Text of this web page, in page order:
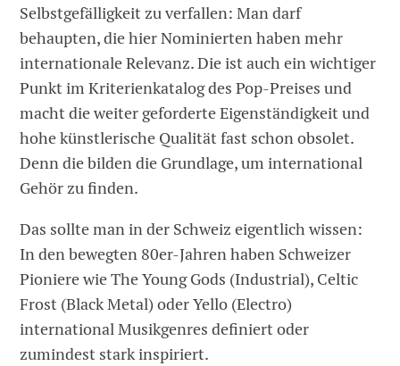
Selbstgefälligkeit zu verfallen: Man darf
behaupten, die hier Nominierten haben mehr
internationale Relevanz. Die ist auch ein wichtiger
Punkt im Kriterienkatalog des Pop-Preises und
macht die weiter geforderte Eigenständigkeit und
hohe künstlerische Qualität fast schon obsolet.
Denn die bilden die Grundlage, um international
Gehör zu finden.
Das sollte man in der Schweiz eigentlich wissen:
In den bewegten 80er-Jahren haben Schweizer
Pioniere wie The Young Gods (Industrial), Celtic
Frost (Black Metal) oder Yello (Electro)
international Musikgenres definiert oder
zumindest stark inspiriert.